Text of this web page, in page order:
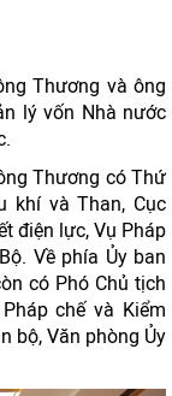
Thương và ông
lý vốn Nhà nước
Thương có Thứ
khí và Than, Cục
điện lực, Vụ Pháp
Về phía Ủy ban
có Phó Chủ tịch
chế và Kiểm
bộ, Văn phòng Ủy